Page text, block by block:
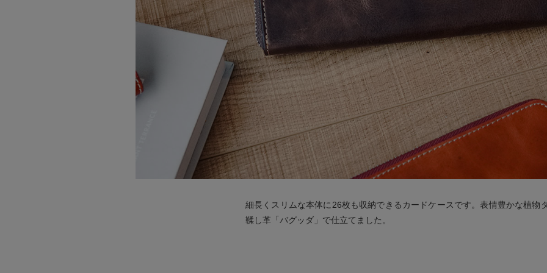
細長くスリムな本体に26枚も収納できるカードケースです。表情豊かな植物
鞣し革「バグッダ」で仕立てました。